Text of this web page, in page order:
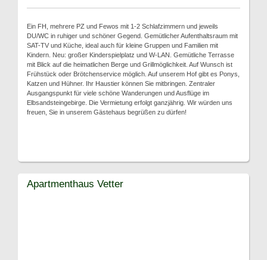
Ein FH, mehrere PZ und Fewos mit 1-2 Schlafzimmern und jeweils
DU/WC in ruhiger und schöner Gegend. Gemütlicher Aufenthaltsraum mit
SAT-TV und Küche, ideal auch für kleine Gruppen und Familien mit
Kindern. Neu: großer Kinderspielplatz und W-LAN. Gemütliche Terrasse
mit Blick auf die heimatlichen Berge und Grillmöglichkeit. Auf Wunsch ist
Frühstück oder Brötchenservice möglich. Auf unserem Hof gibt es Ponys,
Katzen und Hühner. Ihr Haustier können Sie mitbringen. Zentraler
Ausgangspunkt für viele schöne Wanderungen und Ausflüge im
Elbsandsteingebirge. Die Vermietung erfolgt ganzjährig. Wir würden uns
freuen, Sie in unserem Gästehaus begrüßen zu dürfen!
Apartmenthaus Vetter